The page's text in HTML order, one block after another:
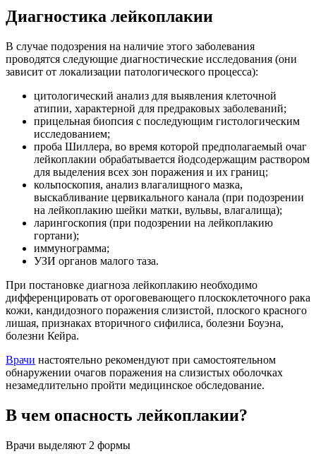
Диагностика лейкоплакии
В случае подозрения на наличие этого заболевания
проводятся следующие диагностические исследования (они
зависит от локализации патологического процесса):
цитологический анализ для выявления клеточной
атипии, характерной для предраковых заболеваний;
прицельная биопсия с последующим гистологическим
исследованием;
проба Шиллера, во время которой предполагаемый очаг
лейкоплакии обрабатывается йодсодержащим раствором
для выделения всех зон поражения и их границ;
кольпоскопия, анализ влагалищного мазка,
выскабливание цервикального канала (при подозрении
на лейкоплакию шейки матки, вульвы, влагалища);
ларингоскопия (при подозрении на лейкоплакию
гортани);
иммунограмма;
УЗИ органов малого таза.
При постановке диагноза лейкоплакию необходимо
дифференцировать от ороговевающего плоскоклеточного рака
кожи, кандидозного поражения слизистой, плоского красного
лишая, признаках вторичного сифилиса, болезни Боуэна,
болезни Кейра.
Врачи настоятельно рекомендуют при самостоятельном
обнаружении очагов поражения на слизистых оболочках
незамедлительно пройти медицинское обследование.
В чем опасность лейкоплакии?
Врачи выделяют 2 формы